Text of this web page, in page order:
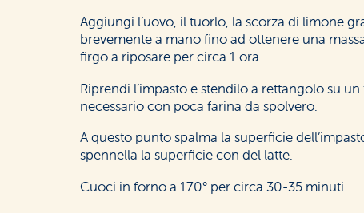
Aggiungi l’uovo, il tuorlo, la scorza di limone
brevemente a mano fino ad ottenere una
firgo a riposare per circa 1 ora.
Riprendi l’impasto e stendilo a rettangolo su
necessario con poca farina da spolvero.
A questo punto spalma la superficie
spennella la superficie con del latte.
Cuoci in forno a 170° per circa 30-35 minuti.